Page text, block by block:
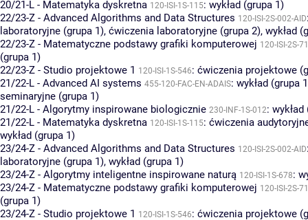
20/21-L - Matematyka dyskretna 120-ISI-1S-115: wykład (grupa 1)
22/23-Z - Advanced Algorithms and Data Structures 120-ISI-2S-002-AID
laboratoryjne (grupa 1), ćwiczenia laboratoryjne (grupa 2), wykład
22/23-Z - Matematyczne podstawy grafiki komputerowej 120-ISI-2S-
(grupa 1)
22/23-Z - Studio projektowe 1 120-ISI-1S-546: ćwiczenia projektowe
21/22-L - Advanced AI systems 455-120-FAC-EN-ADAIS: wykład (grupa
seminaryjne (grupa 1)
21/22-L - Algorytmy inspirowane biologicznie 230-INF-1S-012: wykład
21/22-L - Matematyka dyskretna 120-ISI-1S-115: ćwiczenia
wykład (grupa 1)
23/24-Z - Advanced Algorithms and Data Structures 120-ISI-2S-002-AID
laboratoryjne (grupa 1), wykład (grupa 1)
23/24-Z - Algorytmy inteligentne inspirowane naturą 120-ISI-1S-678:
23/24-Z - Matematyczne podstawy grafiki komputerowej 120-ISI-2S-
(grupa 1)
23/24-Z - Studio projektowe 1 120-ISI-1S-546: ćwiczenia projektowe